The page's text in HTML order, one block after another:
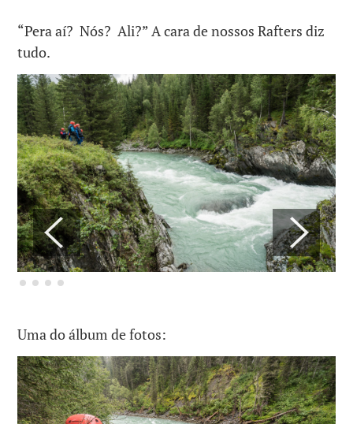
“Pera aí? Nós? Ali?” A cara de nossos Rafters diz
tudo.
Uma do álbum de fotos: